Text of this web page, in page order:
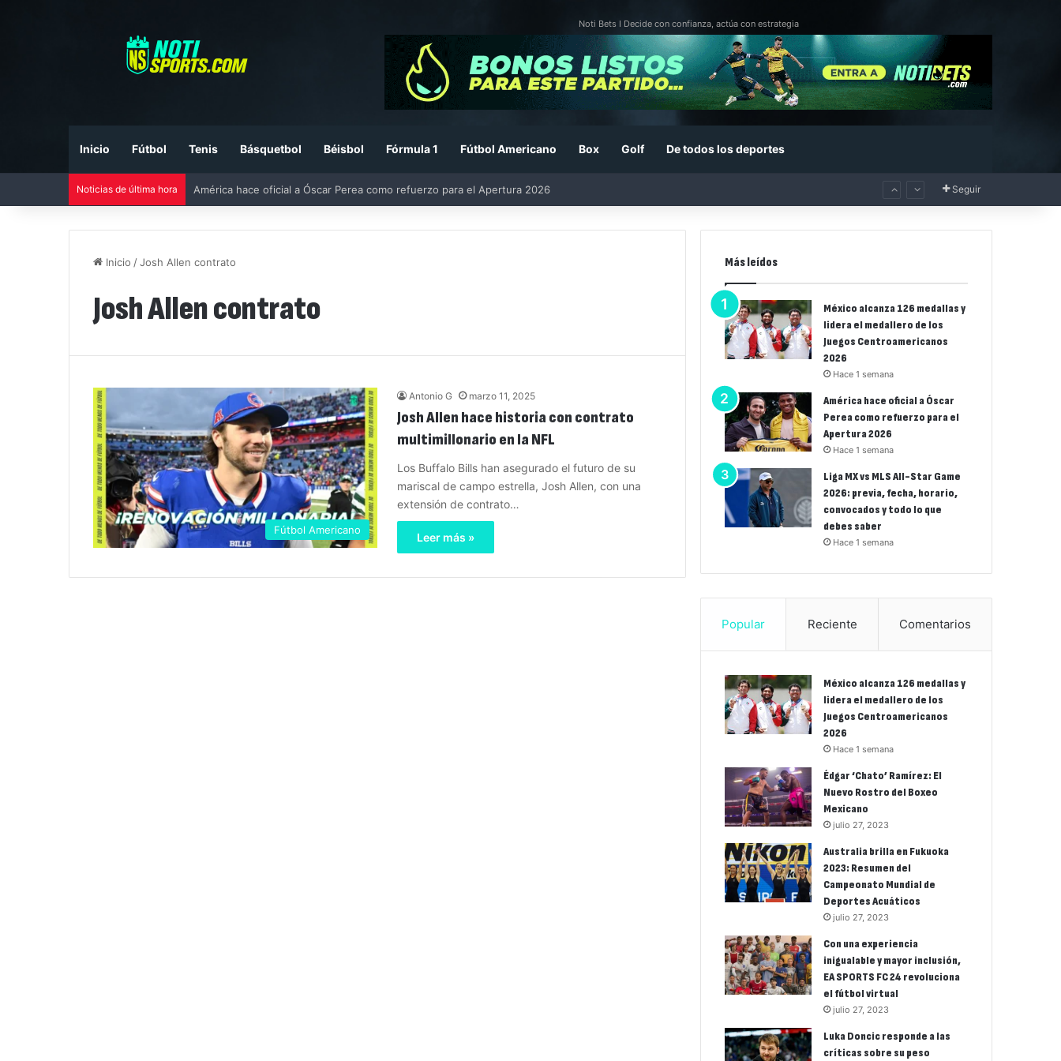
Noti Bets I Decide con confianza, actúa con estrategia
Inicio Fútbol Tenis Básquetbol Béisbol Fórmula 1 Fútbol Americano Box Golf De todos los deportes
Noticias de última hora América hace oficial a Óscar Perea como refuerzo para el Apertura 2026 Seguir
Inicio /Josh Allen contrato
Josh Allen contrato
Fútbol Americano
Antonio G marzo 11, 2025
Josh Allen hace historia con contrato
multimillonario en la NFL
Los Buffalo Bills han asegurado el futuro de su
mariscal de campo estrella, Josh Allen, con una
extensión de contrato…
Leer más »
Más leídos
México alcanza 126 medallas y
lidera el medallero de los
Juegos Centroamericanos
2026
Hace 1 semana
América hace oficial a Óscar
Perea como refuerzo para el
Apertura 2026
Hace 1 semana
Liga MX vs MLS All-Star Game
2026: previa, fecha, horario,
convocados y todo lo que
debes saber
Hace 1 semana
Popular Reciente Comentarios
México alcanza 126 medallas y
lidera el medallero de los
Juegos Centroamericanos
2026
Hace 1 semana
Édgar ‘Chato’ Ramírez: El
Nuevo Rostro del Boxeo
Mexicano
julio 27, 2023
Australia brilla en Fukuoka
2023: Resumen del
Campeonato Mundial de
Deportes Acuáticos
julio 27, 2023
Con una experiencia
inigualable y mayor inclusión,
EA SPORTS FC 24 revoluciona
el fútbol virtual
julio 27, 2023
Luka Doncic responde a las
críticas sobre su peso